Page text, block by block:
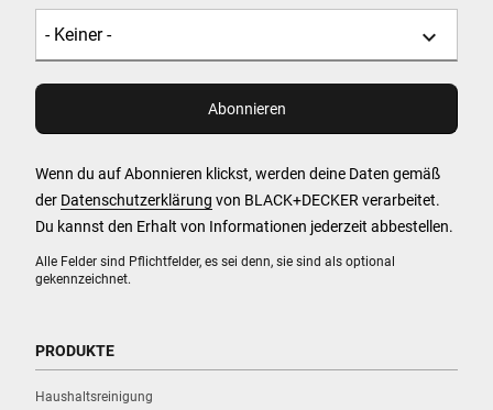
Alle Felder sind Pflichtfelder, es sei denn, sie sind als optional
gekennzeichnet.
Wenn du auf Abonnieren klickst, werden deine Daten gemäß
der Datenschutzerklärung von BLACK+DECKER verarbeitet.
Du kannst den Erhalt von Informationen jederzeit abbestellen.
PRODUKTE
Haushaltsreinigung